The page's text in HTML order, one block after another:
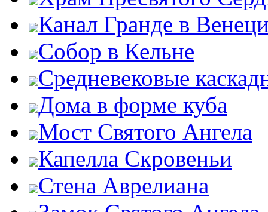
Канал Гранде в
Собор в Кельне
Средневековые
Дома в форме куба
Мост Святого Ангела
Капелла Скровеньи
Стена Аврелиана